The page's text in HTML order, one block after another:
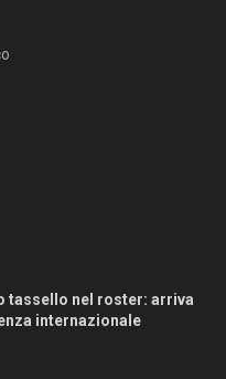
tassello nel roster: arriva
internazionale